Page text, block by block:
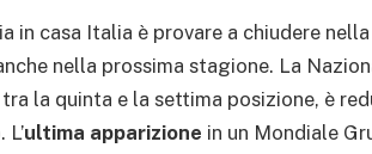
in casa Italia è provare a chiudere nella
nella prossima stagione. La
la quinta e la settima posizione, è
ultima apparizione in un Mondiale